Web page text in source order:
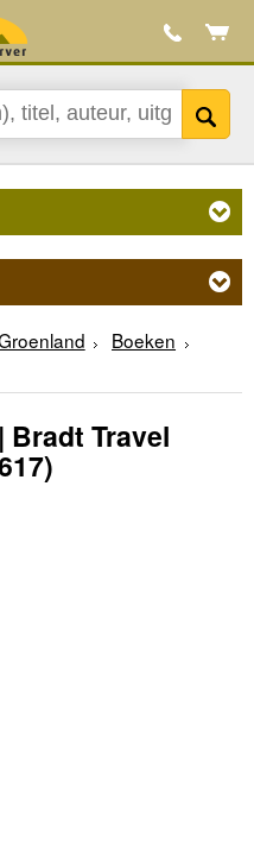
Boeken
Bradt Travel